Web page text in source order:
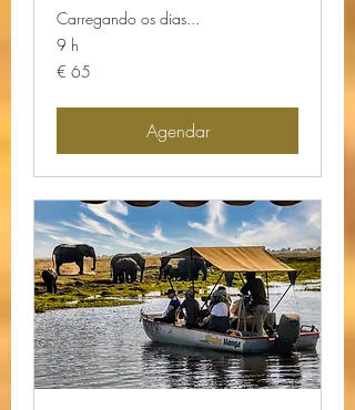
Carregando os dias...
9 h
65
Euros
€ 65
Agendar